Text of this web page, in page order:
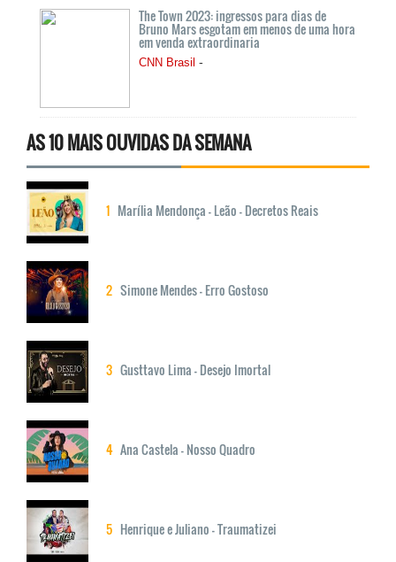
The Town 2023: ingressos para dias de
Bruno Mars esgotam em menos de uma hora
em venda extraordinaria
CNN Brasil -
AS 10 MAIS OUVIDAS DA SEMANA
1 Marília Mendonça - Leão - Decretos Reais
2 Simone Mendes - Erro Gostoso
3 Gusttavo Lima - Desejo Imortal
4Ana Castela - Nosso Quadro
5 Henrique e Juliano - Traumatizei